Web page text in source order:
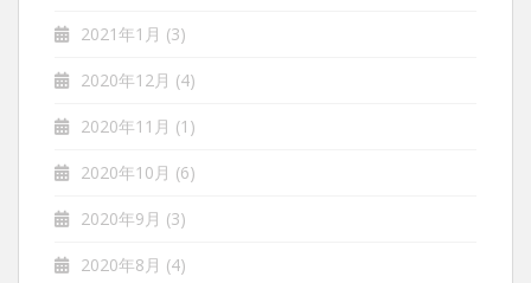
2021年1月 (3)
2020年12月 (4)
2020年11月 (1)
2020年10月 (6)
2020年9月 (3)
2020年8月 (4)